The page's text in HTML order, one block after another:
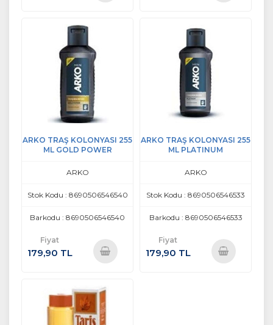
ARKO TRAŞ KOLONYASI 255
ML GOLD POWER
ARKO
Stok Kodu : 8690506546540
Barkodu : 8690506546540
Fiyat
179,90 TL
ARKO TRAŞ KOLONYASI 255
ML PLATINUM
ARKO
Stok Kodu : 8690506546533
Barkodu : 8690506546533
Fiyat
179,90 TL